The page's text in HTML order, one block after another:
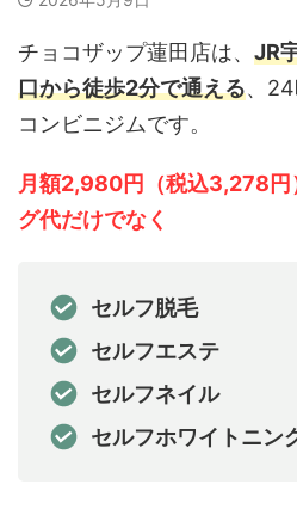
チョコザップ蓮田店は、 JR
口から徒歩2分で通える、
コンビニジムです。
月額2,980円（税込3,278円
グ代だけでなく
セルフ脱毛
セルフエステ
セルフネイル
セルフホワイトニン